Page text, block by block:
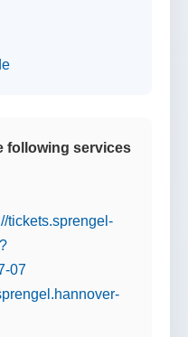
following services
tickets.sprengel-
07